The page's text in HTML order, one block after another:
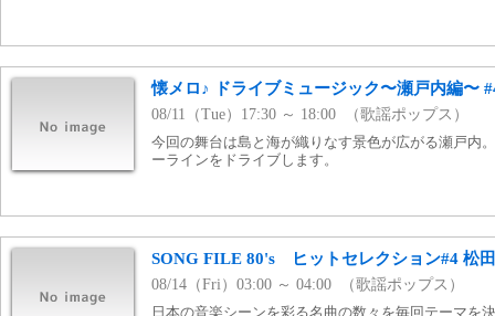
懐メロ♪ ドライブミュージック〜瀬戸内編〜
08/11（Tue）17:30 ～ 18:00 （歌謡ポップス）
今回の舞台は島と海が織りなす景色が広がる瀬戸内
ーラインをドライブします。
SONG FILE 80's ヒットセレクション#4 松
08/14（Fri）03:00 ～ 04:00 （歌謡ポップス）
日本の音楽シーンを彩る名曲の数々を毎回テーマ